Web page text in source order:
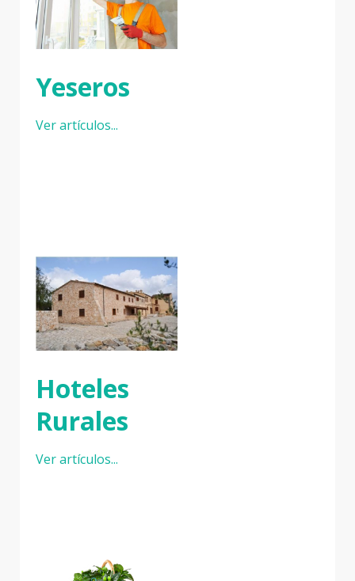
Yeseros
Ver artículos...
Hoteles
Rurales
Ver artículos...